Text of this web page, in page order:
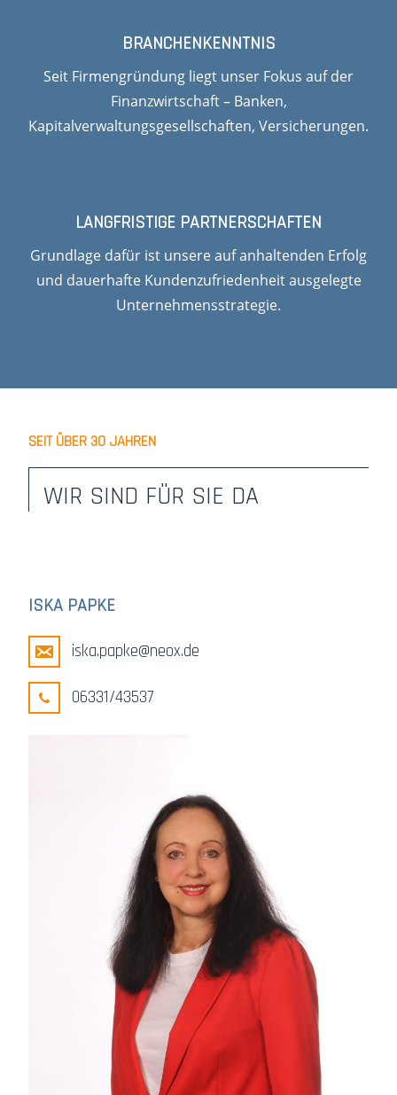
BRANCHENKENNTNIS
Seit Firmengründung liegt unser Fokus auf der
Finanzwirtschaft – Banken,
Kapitalverwaltungsgesellschaften, Versicherungen.
LANGFRISTIGE PARTNERSCHAFTEN
Grundlage dafür ist unsere auf anhaltenden Erfolg
und dauerhafte Kundenzufriedenheit ausgelegte
Unternehmensstrategie.
SEIT ÜBER 30 JAHREN
WIR SIND FÜR SIE DA
ISKA PAPKE
iska.papke@neox.de
06331/43537